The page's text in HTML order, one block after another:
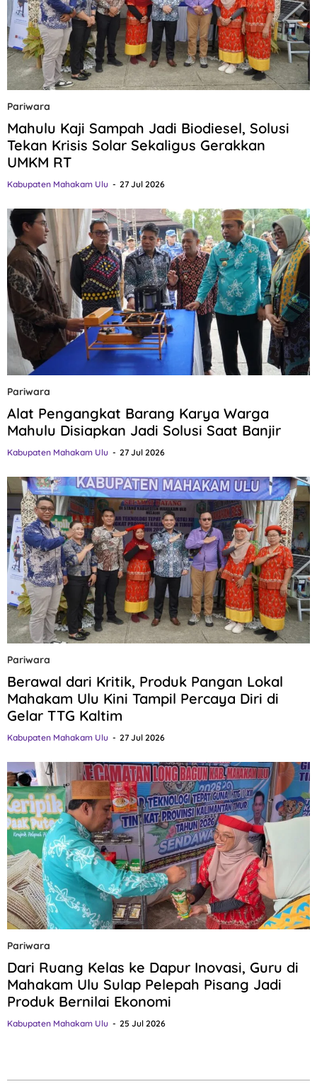
Pariwara
Mahulu Kaji Sampah Jadi Biodiesel, Solusi
Tekan Krisis Solar Sekaligus Gerakkan
UMKM RT
Kabupaten Mahakam Ulu 27 Jul 2026
Pariwara
Alat Pengangkat Barang Karya Warga
Mahulu Disiapkan Jadi Solusi Saat Banjir
Kabupaten Mahakam Ulu 27 Jul 2026
Pariwara
Berawal dari Kritik, Produk Pangan Lokal
Mahakam Ulu Kini Tampil Percaya Diri di
Gelar TTG Kaltim
Kabupaten Mahakam Ulu 27 Jul 2026
Pariwara
Dari Ruang Kelas ke Dapur Inovasi, Guru di
Mahakam Ulu Sulap Pelepah Pisang Jadi
Produk Bernilai Ekonomi
Kabupaten Mahakam Ulu 25 Jul 2026